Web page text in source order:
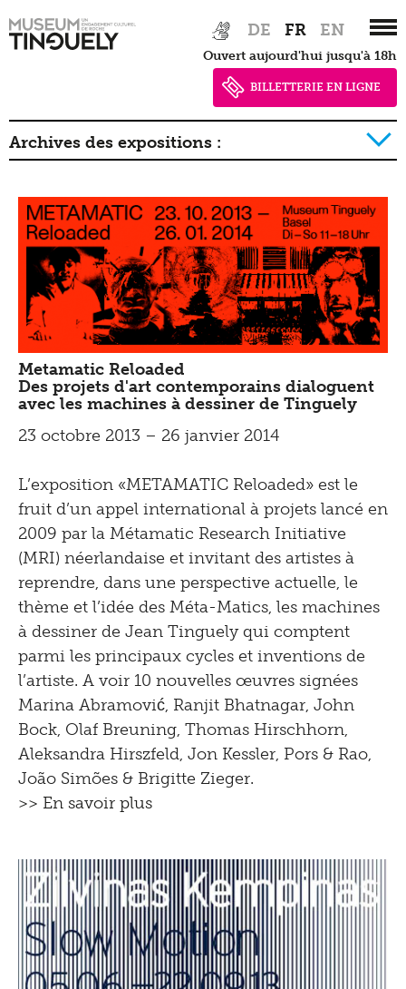
Hauptnavigation
to
DE FR EN
Ouvert aujourd'hui jusqu'à 18h
BILLETTERIE EN LIGNE
Archives des expositions :
2019
2018 2017 2016 2015 2014
2013
2012
2011 2010 2009 2008 2007
2006
2005
2004 2003 2002 2001 2000
1999
1998
1997
1996
Metamatic Reloaded
Des projets d'art contemporains dialoguent
avec les machines à dessiner de Tinguely
23 octobre 2013 – 26 janvier 2014
L’exposition «METAMATIC Reloaded» est le
fruit d’un appel international à projets lancé en
2009 par la Métamatic Research Initiative
(MRI) néerlandaise et invitant des artistes à
reprendre, dans une perspective actuelle, le
thème et l’idée des Méta-Matics, les machines
à dessiner de Jean Tinguely qui comptent
parmi les principaux cycles et inventions de
l’artiste. A voir 10 nouvelles œuvres signées
Marina Abramović, Ranjit Bhatnagar, John
Bock, Olaf Breuning, Thomas Hirschhorn,
Aleksandra Hirszfeld, Jon Kessler, Pors & Rao,
João Simões & Brigitte Zieger.
>> En savoir plus